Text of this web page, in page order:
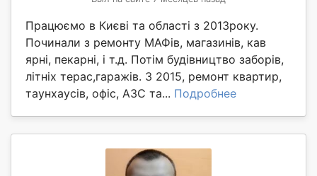
Працюємо в Києві та області з 2013року.
Починали з ремонту МАФів, магазинів, кав
ярні, пекарні, і т.д. Потім будівництво заборів,
літніх терас,гаражів. З 2015, ремонт квартир,
таунхаусів, офіс, АЗС та... Подробнее